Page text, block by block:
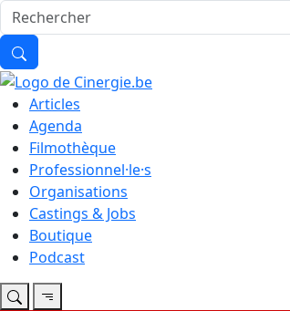
Articles
Agenda
Filmothèque
Professionnel·le·s
Organisations
Castings & Jobs
Boutique
Podcast